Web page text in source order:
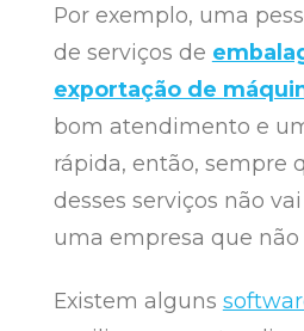
Por exemplo, uma
de serviços de
exportação de
bom atendimento e
rápida, então, sempre
desses serviços não
uma empresa que não
Existem alguns